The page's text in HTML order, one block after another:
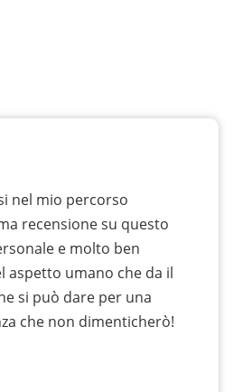
nel mio percorso
recensione su questo
e molto ben
umano che da il
si può dare per una
che non dimenticherò!